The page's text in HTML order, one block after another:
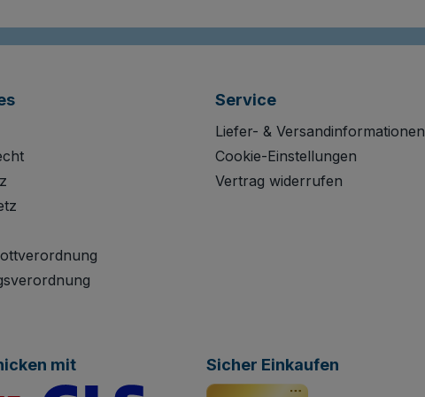
Service
Liefer- & Versandinformationen
Cookie-Einstellungen
Vertrag widerrufen
mit Sicher Einkaufen